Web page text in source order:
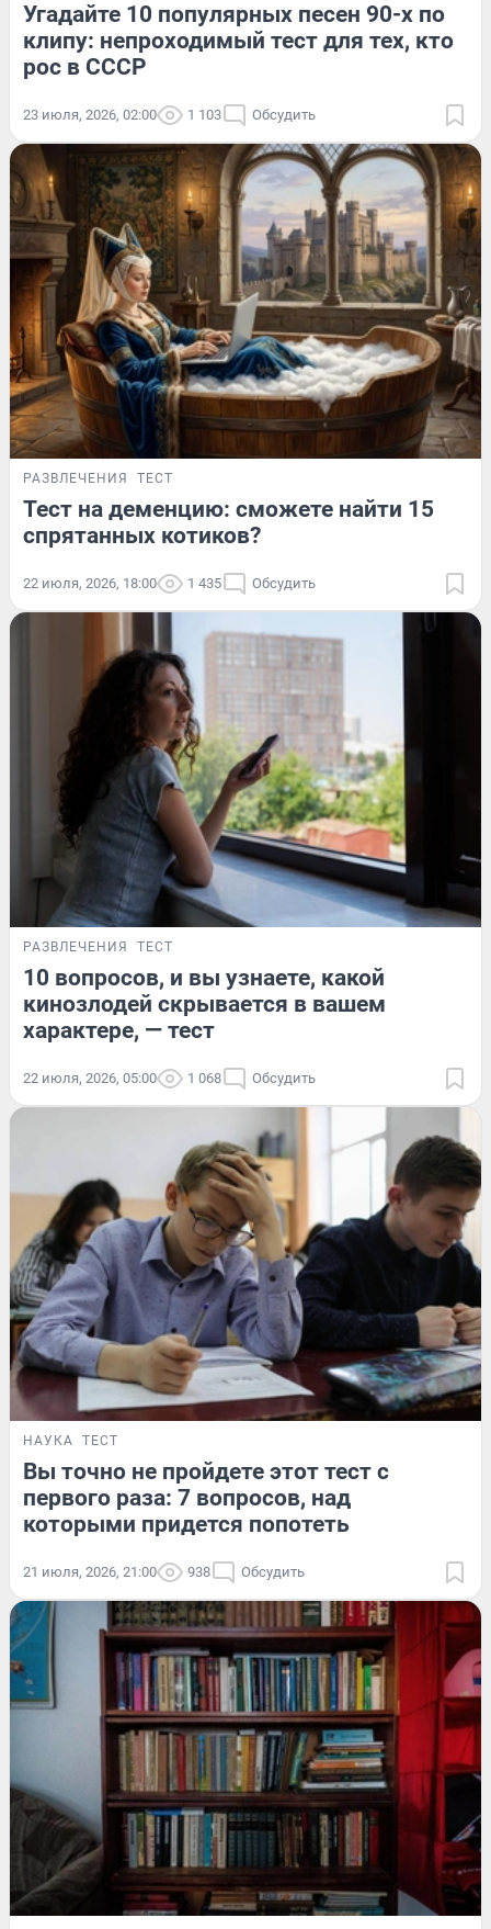
Угадайте 10 популярных песен 90-х по
клипу: непроходимый тест для тех, кто
рос в СССР
23 июля, 2026, 02:00 1 103 Обсудить
РАЗВЛЕЧЕНИЯ ТЕСТ
Тест на деменцию: сможете найти 15
спрятанных котиков?
22 июля, 2026, 18:00 1 435 Обсудить
РАЗВЛЕЧЕНИЯ ТЕСТ
10 вопросов, и вы узнаете, какой
кинозлодей скрывается в вашем
характере, — тест
22 июля, 2026, 05:00 1 068 Обсудить
НАУКА ТЕСТ
Вы точно не пройдете этот тест с
первого раза: 7 вопросов, над
которыми придется попотеть
21 июля, 2026, 21:00 938 Обсудить